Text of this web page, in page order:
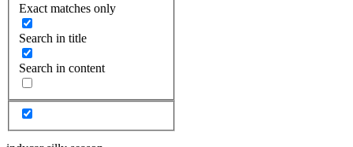
Exact matches only
Search in title
Search in content